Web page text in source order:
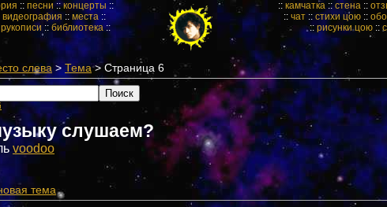
:: песни::концерты ::
видеография :: места ::
рукописи :: библиотека::
:: камчатка ::стена ::
:: чат :: стихи цою ::
::рисунки цою ::
слева>Тема> Страница 6
слушаем?
voodoo
тема